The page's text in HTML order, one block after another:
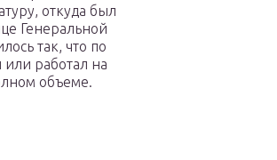
откуда был
Генеральной
так, что по
работал на
объеме.